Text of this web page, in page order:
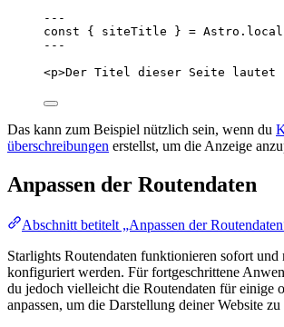
---
const { siteTitle } = Astro .
---
<p>Der Titel dieser Seite lautet
Das kann zum Beispiel nützlich sein, wenn du
überschreibungen erstellst, um die Anzeige
Anpassen der Routendaten
Abschnitt betitelt „Anpassen der
Starlights Routendaten funktionieren sofort und
konfiguriert werden. Für fortgeschrittene
du jedoch vielleicht die Routendaten für einige
anpassen, um die Darstellung deiner Website zu